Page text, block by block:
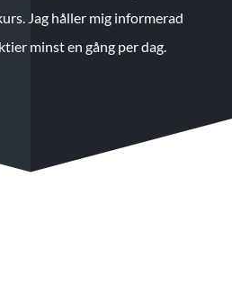
Jag håller mig informerad
minst en gång per dag.